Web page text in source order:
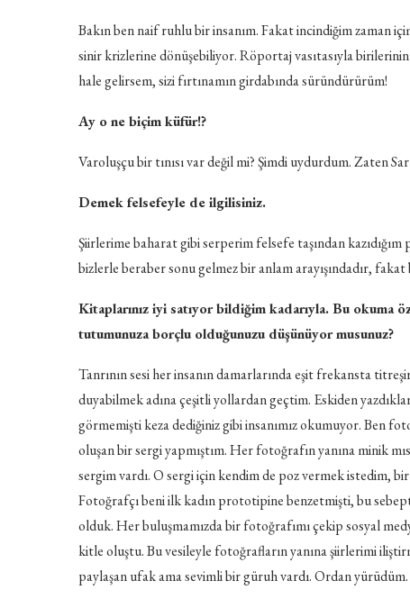
Bakın ben naif ruhlu bir insanım. Fakat incindiğim zaman
sinir krizlerine dönüşebiliyor. Röportaj vasıtasıyla
hale gelirsem, sizi fırtınamın girdabında süründürürüm!
Ay o ne biçim küfür!?
Varoluşçu bir tınısı var değil mi? Şimdi uydurdum. Zaten
Demek felsefeyle de ilgilisiniz.
Şiirlerime baharat gibi serperim felsefe taşından
bizlerle beraber sonu gelmez bir anlam arayışındadır,
Kitaplarınız iyi satıyor bildiğim kadarıyla. Bu okuma
tutumunuza borçlu olduğunuzu düşünüyor musunuz?
Tanrının sesi her insanın damarlarında eşit frekansta
duyabilmek adına çeşitli yollardan geçtim. Eskiden
görmemişti keza dediğiniz gibi insanımız okumuyor. Ben
oluşan bir sergi yapmıştım. Her fotoğrafın yanına minik
sergim vardı. O sergi için kendim de poz vermek istedim,
Fotoğrafçı beni ilk kadın prototipine benzetmişti, bu
olduk. Her buluşmamızda bir fotoğrafımı çekip sosyal
kitle oluştu. Bu vesileyle fotoğrafların yanına şiirlerimi
paylaşan ufak ama sevimli bir güruh vardı. Ordan yürüdüm.